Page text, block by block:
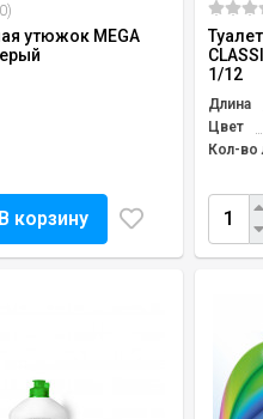
утюжок MEGA
В корзину
1/12
Длина
Цвет
Кол-во